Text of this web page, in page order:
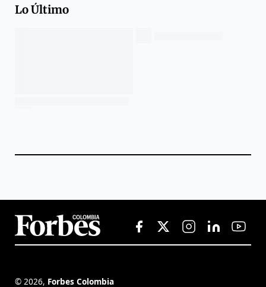
Lo Último
© 2026, Forbes Colombia